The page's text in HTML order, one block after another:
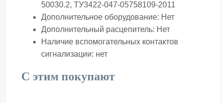
50030.2, ТУ3422-047-05758109-2011
Дополнительное оборудование: Нет
Дополнительный расцепитель: Нет
Наличие вспомогательных контактов
сигнализации: нет
С этим покупают